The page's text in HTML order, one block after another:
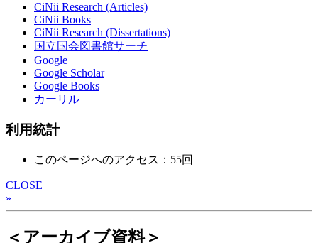
CiNii Research (Articles)
CiNii Books
CiNii Research (Dissertations)
国立国会図書館サーチ
Google
Google Scholar
Google Books
カーリル
利用統計
このページへのアクセス：55回
CLOSE
»
＜アーカイブ資料＞